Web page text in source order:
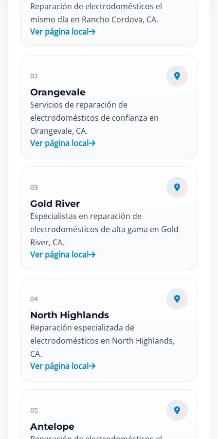
Reparación de electrodomésticos el
mismo día en Rancho Cordova, CA.
Ver página local
02
Orangevale
Servicios de reparación de
electrodomésticos de confianza en
Orangevale, CA.
Ver página local
03
Gold River
Especialistas en reparación de
electrodomésticos de alta gama en Gold
River, CA.
Ver página local
04
North Highlands
Reparación especializada de
electrodomésticos en North Highlands,
CA.
Ver página local
05
Antelope